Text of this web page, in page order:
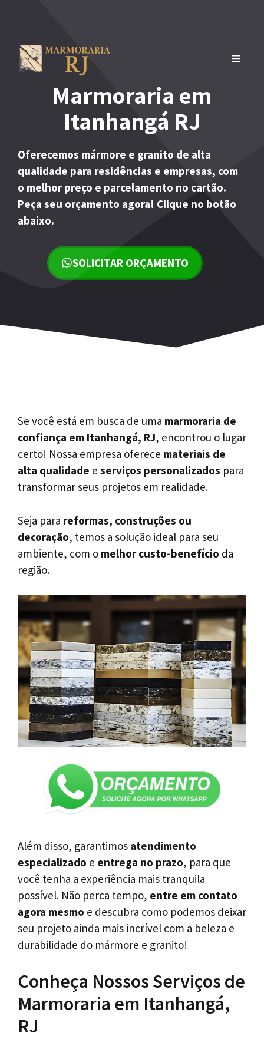
conteúdo
MENU
Marmoraria em
Itanhangá RJ
Oferecemos mármore e granito de alta
qualidade para residências e empresas, com
o melhor preço e parcelamento no cartão.
Peça seu orçamento agora! Clique no botão
abaixo.
SOLICITAR ORÇAMENTO
Se você está em busca de uma marmoraria de
confiança em Itanhangá, RJ, encontrou o lugar
certo! Nossa empresa oferece materiais de
alta qualidade e serviços personalizados para
transformar seus projetos em realidade.
Seja para reformas, construções ou
decoração, temos a solução ideal para seu
ambiente, com o melhor custo-benefício da
região.
Além disso, garantimos atendimento
especializado e entrega no prazo, para que
você tenha a experiência mais tranquila
possível. Não perca tempo, entre em contato
agora mesmo e descubra como podemos deixar
seu projeto ainda mais incrível com a beleza e
durabilidade do mármore e granito!
Conheça Nossos Serviços de
Marmoraria em Itanhangá,
RJ